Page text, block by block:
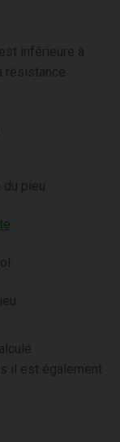
inférieure à
résistance
du pieu
il est également